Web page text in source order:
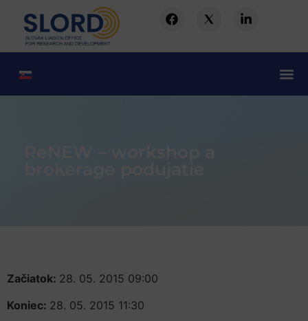
Začiatok: 28. 05. 2015 09:00
Koniec: 28. 05. 2015 11:30